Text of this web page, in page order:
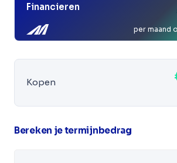
Financieren
per maand
Kopen
Bereken je termijnbedrag